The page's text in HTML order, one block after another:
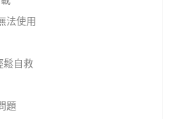
法使用
鬆自救
題